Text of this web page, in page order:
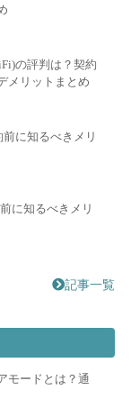
の評判は？契約
メリットまとめ
に知るべきメリ
に知るべきメリ
記事一覧
モードとは？通